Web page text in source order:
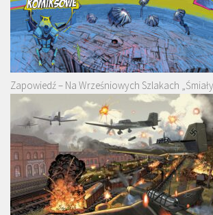
Zapowiedź – Na Wrześniowych Szlakach